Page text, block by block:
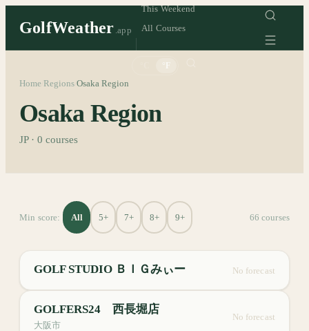
GolfWeather .app
This Weekend
All Courses
Home Regions Osaka Region
Osaka Region
JP· 0 courses
Min score: All 5+ 7+ 8+ 9+ 66 courses
GOLF STUDIO ＢＩＧみぃー No forecast
GOLFERS24 西長堀店
大阪市
No forecast